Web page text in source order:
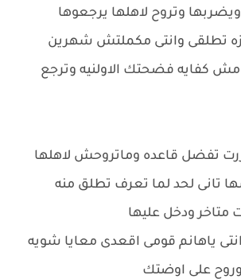
وتروح لاهلها يرجعوها
تطلقى وانتى مكملتش شهرين
مش كفايه فضحتك الاولنيه وترجع
تفضل قاعده وماتروحش لاهلها
لحد لما تعرف تطلق منه
متاخر ودخل عليها
ياهانم قومى اقعدى معايا شويه
وروح على اوضتك